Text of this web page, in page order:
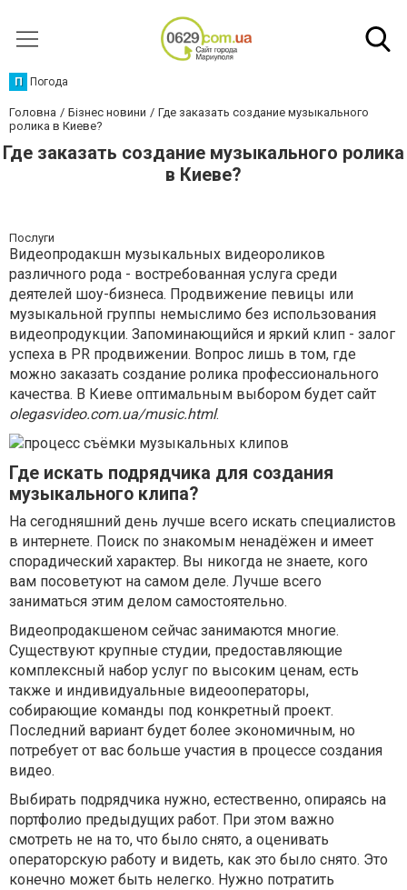
П Погода
Головна Бізнес новини
Где заказать создание музыкального
ролика в Киеве?
Где заказать создание музыкального ролика
в Киеве?
Послуги
Видеопродакшн музыкальных видеороликов
различного рода - востребованная услуга среди
деятелей шоу-бизнеса. Продвижение певицы или
музыкальной группы немыслимо без использования
видеопродукции. Запоминающийся и яркий клип - залог
успеха в PR продвижении. Вопрос лишь в том, где
можно заказать создание ролика профессионального
качества. В Киеве оптимальным выбором будет сайт
olegasvideo.com.ua/music.html.
Где искать подрядчика для создания
музыкального клипа?
На сегодняшний день лучше всего искать специалистов
в интернете. Поиск по знакомым ненадёжен и имеет
спорадический характер. Вы никогда не знаете, кого
вам посоветуют на самом деле. Лучше всего
заниматься этим делом самостоятельно.
Видеопродакшеном сейчас занимаются многие.
Существуют крупные студии, предоставляющие
комплексный набор услуг по высоким ценам, есть
также и индивидуальные видеооператоры,
собирающие команды под конкретный проект.
Последний вариант будет более экономичным, но
потребует от вас больше участия в процессе создания
видео.
Выбирать подрядчика нужно, естественно, опираясь на
портфолио предыдущих работ. При этом важно
смотреть не на то, что было снято, а оценивать
операторскую работу и видеть, как это было снято. Это
конечно может быть нелегко. Нужно потратить